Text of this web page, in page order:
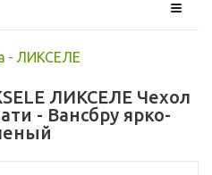
- ЛИКСЕЛЕ
ЛИКСЕЛЕ Чехол
- Вансбру ярко-